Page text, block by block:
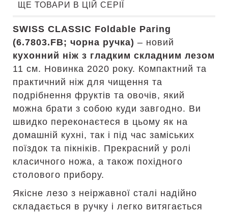
ЩЕ ТОВАРИ В ЦІЙ СЕРІЇ
SWISS CLASSIC Foldable Paring
(6.7803.FB; чорна ручка) – новий
кухонний ніж з гладким складним лезом
11 см. Новинка 2020 року. Компактний та
практичний ніж для чищення та
подрібнення фруктів та овочів, який
можна брати з собою куди завгодно. Ви
швидко переконаєтеся в цьому як на
домашній кухні, так і під час заміських
поїздок та пікніків. Прекрасний у ролі
класичного ножа, а також похідного
столового прибору.
Якісне лезо з неіржавної сталі надійно
складається в ручку і легко витягається